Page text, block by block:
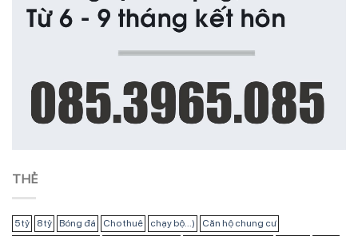
THẺ
5 tỷ 8 tỷ Bóng đá Cho thuê chạy bộ...)
Căn hộ chung cư